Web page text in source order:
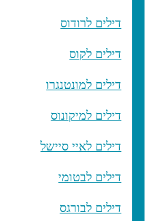
דילים לרודוס
דילים לקוס
דילים למונטנגרו
דילים למיקונוס
דילים לאיי סיישל
דילים לבטומי
דילים לבורגס